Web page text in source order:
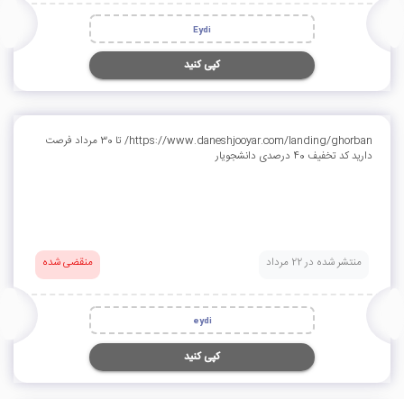
Eydi
کپی کنید
https://www.daneshjooyar.com/landing/ghorban/ تا 30 مرداد فرصت
دارید کد تخفیف 40 درصدی دانشجویار
منتشر شده در 22 مرداد منقضی شده
eydi
کپی کنید